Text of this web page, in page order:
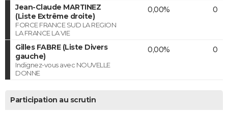
Jean-Claude MARTINEZ
(Liste Extrême droite)
FORCE FRANCE SUD LA REGION
LA FRANCE LA VIE
0,00% 0
Gilles FABRE (Liste Divers
gauche)
Indignez-vous avec NOUVELLE
DONNE
0,00% 0
Participation au scrutin